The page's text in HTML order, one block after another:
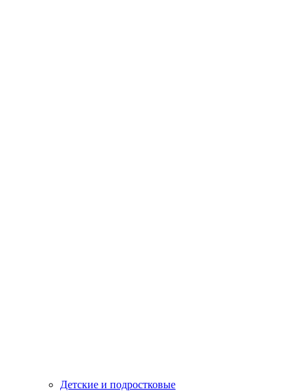
Детские и подростковые